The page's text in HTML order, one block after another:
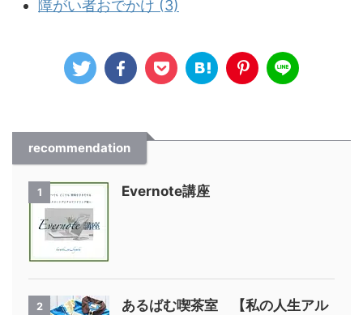
障がい者おでかけ (3)
recommendation
1 Evernote講座
2
あるばむ喫茶室 【私の人生アル